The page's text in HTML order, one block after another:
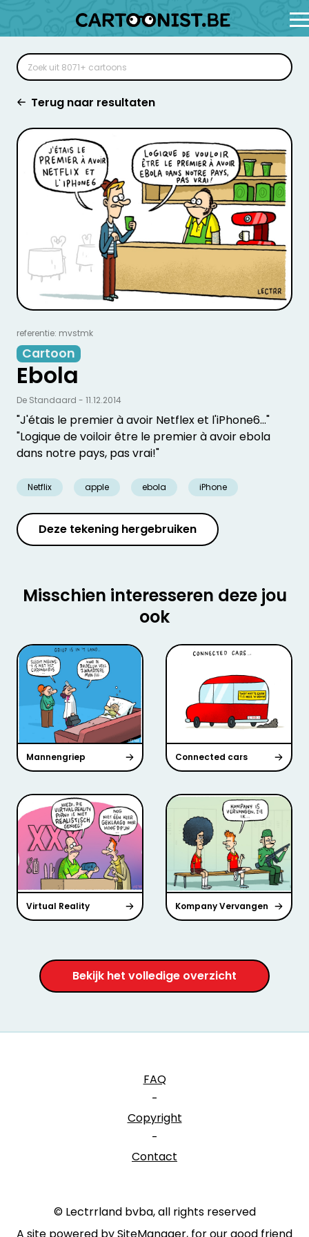
Terug naar resultaten
referentie: mvstmk
Cartoon
Ebola
"J'étais le premier à avoir Netflex et l'iPhone6..."
"Logique de voiloir être le premier à avoir ebola
dans notre pays, pas vrai!"
Netflix apple ebola iPhone
De Standaard - 11.12.2014
Deze tekening hergebruiken
Misschien interesseren deze jou
ook
Mannengriep Connected cars
Virtual Reality Kompany Vervangen
Bekijk het volledige overzicht
FAQ
-
Copyright
-
Contact
© Lectrrland bvba, all rights reserved